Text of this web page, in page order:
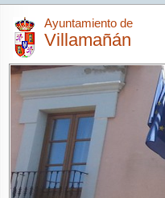
Ayuntamiento de
Villamañán